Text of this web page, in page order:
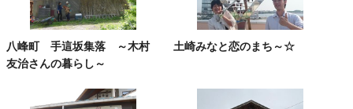
八峰町 手這坂集落 ～木村
友治さんの暮らし～
土崎みなと恋のまち～☆